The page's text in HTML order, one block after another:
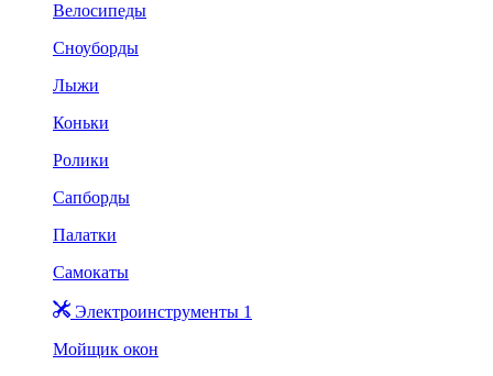
Велосипеды
Сноуборды
Лыжи
Коньки
Ролики
Сапборды
Палатки
Самокаты
Электроинструменты 1
Мойщик окон